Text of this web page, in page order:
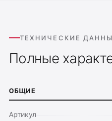
ТЕХНИЧЕСКИЕ
Полные
ОБЩИЕ
Артикул